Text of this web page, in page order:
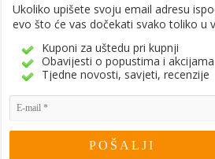
Ukoliko upišete svoju email adresu
evo što će vas dočekati svako toliko u
Kuponi za uštedu pri kupnji
Obavijesti o popustima i akcijama
Tjedne novosti, savjeti, recenzije